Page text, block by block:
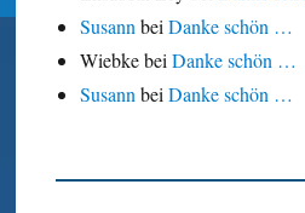
SusannbeiDanke schön …
WiebkebeiDanke schön …
SusannbeiDanke schön …